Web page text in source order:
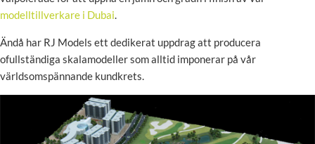
modelltillverkare i Dubai.
Ändå har RJ Models ett dedikerat uppdrag att producera
ofullständiga skalamodeller som alltid imponerar på vår
världsomspännande kundkrets.